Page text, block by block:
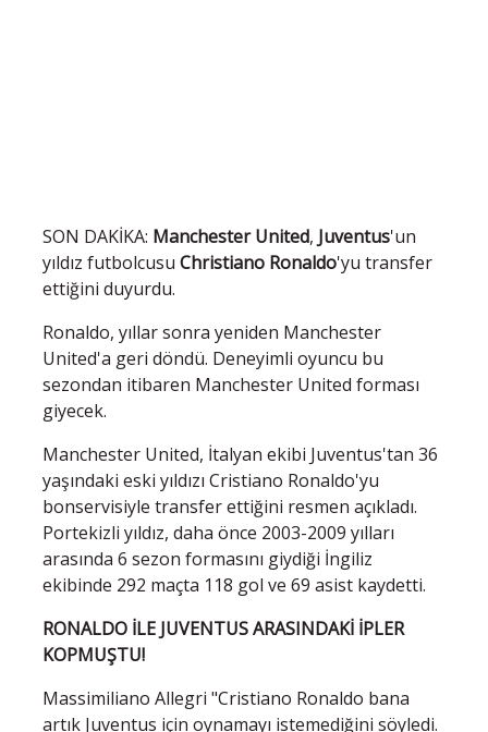
SON DAKİKA: Manchester United, Juventus'un
yıldız futbolcusu Christiano Ronaldo'yu transfer
ettiğini duyurdu.
Ronaldo, yıllar sonra yeniden Manchester
United'a geri döndü. Deneyimli oyuncu bu
sezondan itibaren Manchester United forması
giyecek.
Manchester United, İtalyan ekibi Juventus'tan 36
yaşındaki eski yıldızı Cristiano Ronaldo'yu
bonservisiyle transfer ettiğini resmen açıkladı.
Portekizli yıldız, daha önce 2003-2009 yılları
arasında 6 sezon formasını giydiği İngiliz
ekibinde 292 maçta 118 gol ve 69 asist kaydetti.
RONALDO İLE JUVENTUS ARASINDAKİ İPLER
KOPMUŞTU!
Massimiliano Allegri "Cristiano Ronaldo bana
artık Juventus için oynamayı istemediğini söyledi.